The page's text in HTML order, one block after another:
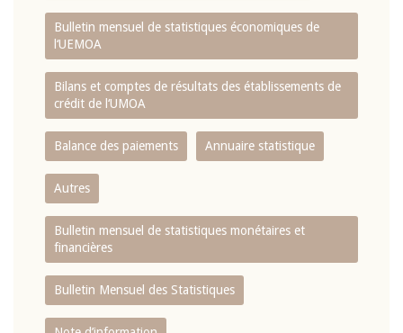
Bulletin mensuel de statistiques économiques de
l‘UEMOA
Bilans et comptes de résultats des établissements de
crédit de l‘UMOA
Balance des paiements Annuaire statistique
Autres
Bulletin mensuel de statistiques monétaires et
financières
Bulletin Mensuel des Statistiques